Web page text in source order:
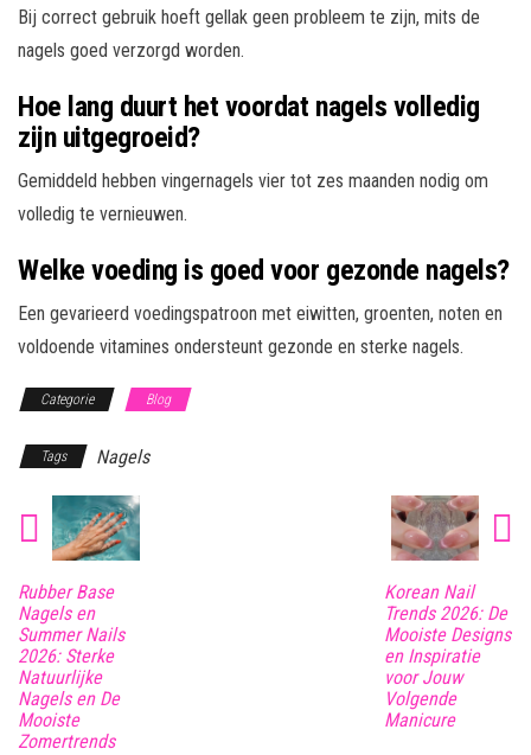
Bij correct gebruik hoeft gellak geen probleem te zijn, mits de
nagels goed verzorgd worden.
Hoe lang duurt het voordat nagels volledig
zijn uitgegroeid?
Gemiddeld hebben vingernagels vier tot zes maanden nodig om
volledig te vernieuwen.
Welke voeding is goed voor gezonde nagels?
Een gevarieerd voedingspatroon met eiwitten, groenten, noten en
voldoende vitamines ondersteunt gezonde en sterke nagels.
Categorie Blog
Tags Nagels
Rubber Base
Nagels en
Summer Nails
2026: Sterke
Natuurlijke
Nagels en De
Mooiste
Zomertrends
Korean Nail
Trends 2026: De
Mooiste Designs
en Inspiratie
voor Jouw
Volgende
Manicure